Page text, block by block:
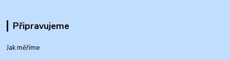
Připravujeme
Jak měříme